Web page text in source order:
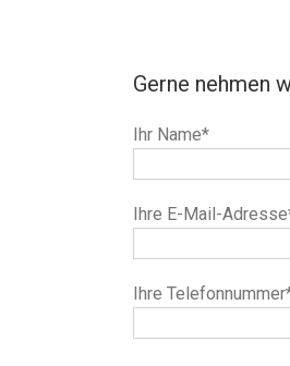
Gerne nehmen
Ihr Name*
Ihre E-Mail-
Ihre